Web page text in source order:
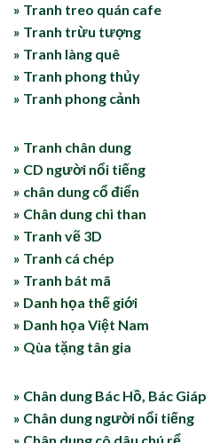
» Tranh treo quán cafe
» Tranh trừu tượng
» Tranh làng quê
» Tranh phong thủy
» Tranh phong cảnh
» Tranh chân dung
» CD người nổi tiếng
» chân dung cổ điển
» Chân dung chì than
» Tranh vẽ 3D
» Tranh cá chép
» Tranh bát mã
» Danh họa thế giới
» Danh họa Việt Nam
» Qùa tặng tân gia
» Chân dung Bác Hồ, Bác Giáp
» Chân dung người nổi tiếng